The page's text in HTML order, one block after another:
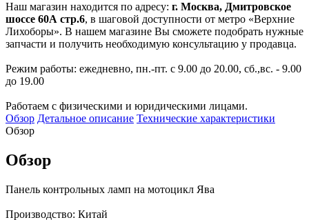
Наш магазин находится по адресу: г. Москва, Дмитровское
шоссе 60А стр.6, в шаговой доступности от метро «Верхние
Лихоборы». В нашем магазине Вы сможете подобрать нужные
запчасти и получить необходимую консультацию у продавца.
Режим работы: ежедневно, пн.-пт. с 9.00 до 20.00, сб.,вс. - 9.00
до 19.00
Работаем с физическими и юридическими лицами.
Обзор Детальное описание Технические характеристики
Обзор
Обзор
Панель контрольных ламп на мотоцикл Ява
Производство: Китай